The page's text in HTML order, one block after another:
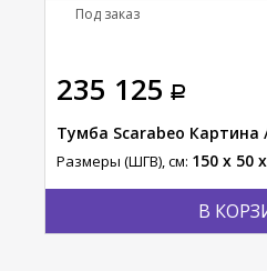
235 125
В
Тумба Scarabeo Картина /
Размеры (ШГВ), см: 150 x 50
Под заказ